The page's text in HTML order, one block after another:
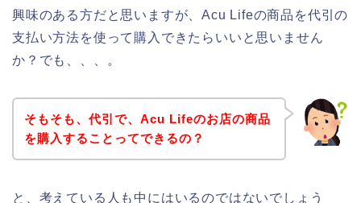
興味のある方だと思いますが、Acu Lifeの商品を代引の
支払い方法を使って購入できたらいいと思いません
か？でも、、、。
そもそも、代引で、Acu Lifeのお店の商品
を購入することってできるの？
と、考えている人も中にはいるのではないでしょう